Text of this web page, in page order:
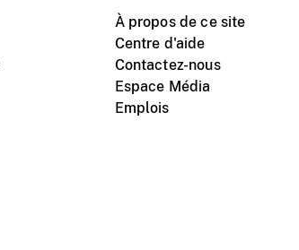
À propos de ce site
Centre d'aide
Contactez-nous
Espace Média
Emplois